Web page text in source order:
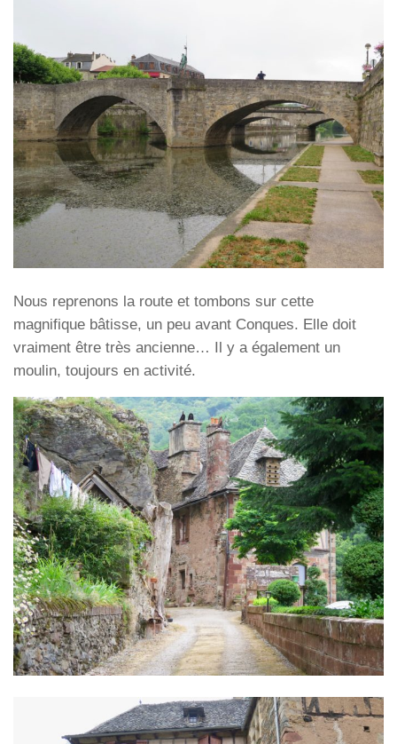
Nous reprenons la route et tombons sur cette
magnifique bâtisse, un peu avant Conques. Elle doit
vraiment être très ancienne… Il y a également un
moulin, toujours en activité.